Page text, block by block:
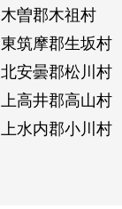
木曽郡木祖村
東筑摩郡生坂村
北安曇郡松川村
上高井郡高山村
上水内郡小川村